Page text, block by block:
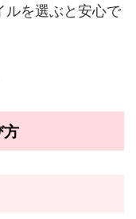
ルを選ぶと安心で
方